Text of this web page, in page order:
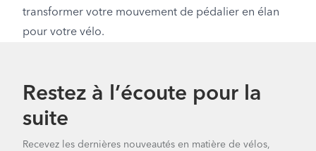
transformer votre mouvement de pédalier en élan
pour votre vélo.
Restez à l’écoute pour la
suite
Recevez les dernières nouveautés en matière de vélos,